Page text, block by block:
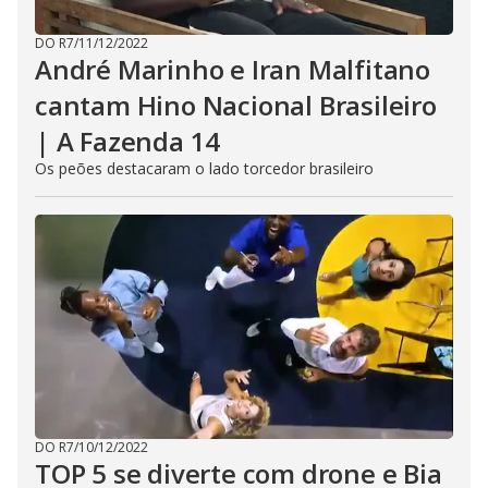
DO R7/11/12/2022
André Marinho e Iran Malfitano
cantam Hino Nacional Brasileiro
| A Fazenda 14
Os peões destacaram o lado torcedor brasileiro
DO R7/10/12/2022
TOP 5 se diverte com drone e Bia